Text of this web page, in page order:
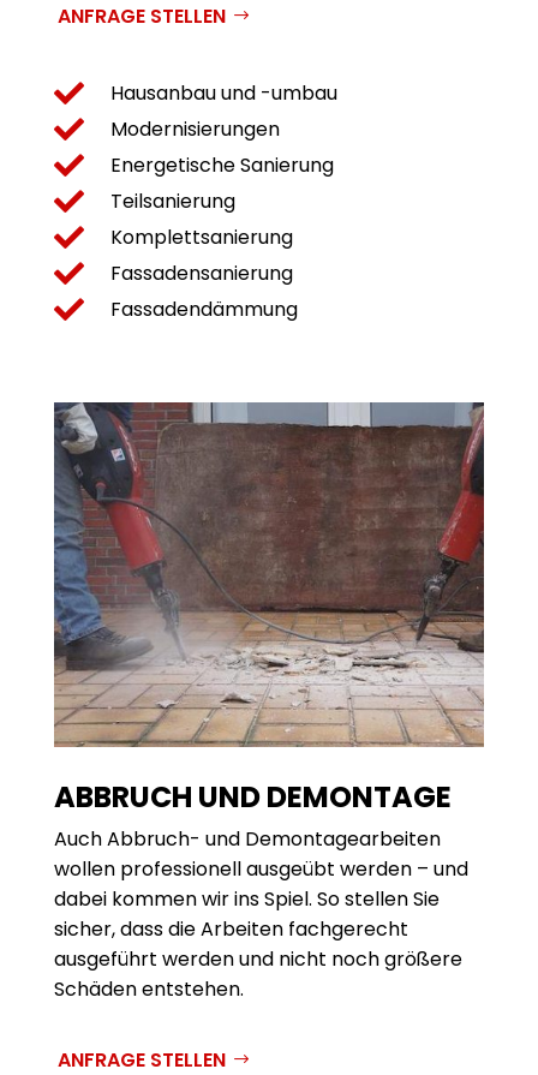
ANFRAGE STELLEN
 Hausanbau und -umbau
 Modernisierungen
 Energetische Sanierung
 Teilsanierung
 Komplettsanierung
 Fassadensanierung
 Fassadendämmung
ABBRUCH UND DEMONTAGE
Auch Abbruch- und Demontage­arbeiten
wollen professionell ausgeübt werden – und
dabei kommen wir ins Spiel. So stellen Sie
sicher, dass die Arbeiten fachgerecht
ausgeführt werden und nicht noch größere
Schäden entstehen.
ANFRAGE STELLEN